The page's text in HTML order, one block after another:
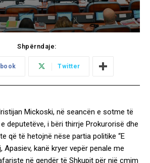
Shpërndaje:
Twitter
Mickoski, në seancën e sotme të
deputetëve, i bëri thirrje Prokurorisë dhe
që të hetojnë nëse partia politike “E
Apasiev, kanë kryer vepër penale me
në qendër të Shkupit për një çmim